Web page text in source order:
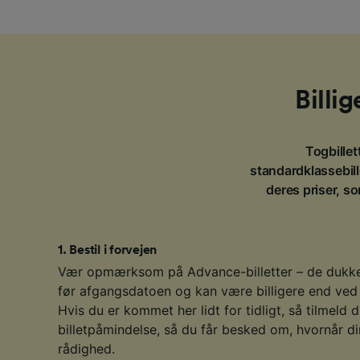
deres priser,
1 . Bestil i forvejen
Vær opmærksom på Advance-billetter – de
før afgangsdatoen og kan være billigere end
Hvis du er kommet her lidt for tidligt, så tilmeld
billetpåmindelse, så du får besked om, hvornår
rådighed.